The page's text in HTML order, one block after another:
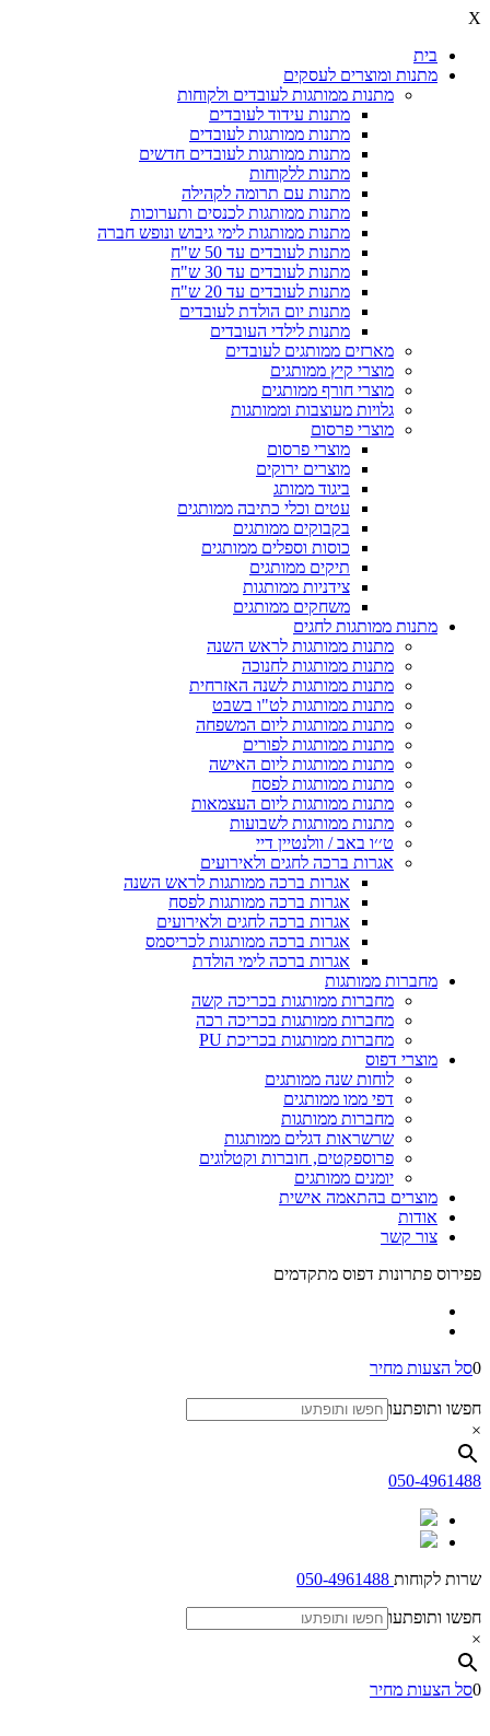
X
בית
מתנות ומוצרים לעסקים
מתנות ממותגות לעובדים ולקוחות
מתנות עידוד לעובדים
מתנות ממותגות לעובדים
מתנות ממותגות לעובדים חדשים
מתנות ללקוחות
מתנות עם תרומה לקהילה
מתנות ממותגות לכנסים ותערוכות
מתנות ממותגות לימי גיבוש ונופש חברה
מתנות לעובדים עד 50 ש"ח
מתנות לעובדים עד 30 ש"ח
מתנות לעובדים עד 20 ש"ח
מתנות יום הולדת לעובדים
מתנות לילדי העובדים
מארזים ממותגים לעובדים
מוצרי קיץ ממותגים
מוצרי חורף ממותגים
גלויות מעוצבות וממותגות
מוצרי פרסום
מוצרי פרסום
מוצרים ירוקים
ביגוד ממותג
עטים וכלי כתיבה ממותגים
בקבוקים ממותגים
כוסות וספלים ממותגים
תיקים ממותגים
צידניות ממותגות
משחקים ממותגים
מתנות ממותגות לחגים
מתנות ממותגות לראש השנה
מתנות ממותגות לחנוכה
מתנות ממותגות לשנה האזרחית
מתנות ממותגות לט"ו בשבט
מתנות ממותגות ליום המשפחה
מתנות ממותגות לפורים
מתנות ממותגות ליום האישה
מתנות ממותגות לפסח
מתנות ממותגות ליום העצמאות
מתנות ממותגות לשבועות
ט׳׳ו באב / וולנטיין דיי
אגרות ברכה לחגים ולאירועים
אגרות ברכה ממותגות לראש השנה
אגרות ברכה ממותגות לפסח
אגרות ברכה לחגים ולאירועים
אגרות ברכה ממותגות לכריסמס
אגרות ברכה לימי הולדת
מחברות ממותגות
מחברות ממותגות בכריכה קשה
מחברות ממותגות בכריכה רכה
מחברות ממותגות בכריכת PU
מוצרי דפוס
לוחות שנה ממותגים
דפי ממו ממותגים
מחברות ממותגות
שרשראות דגלים ממותגות
פרוספקטים, חוברות וקטלוגים
יומנים ממותגים
מוצרים בהתאמה אישית
אודות
צור קשר
פפירוס פתרונות דפוס מתקדמים
0סל הצעות מחיר
חפשו ותופתעו
×
050-4961488
שרות לקוחות
חפשו ותופתעו
×
0סל הצעות מחיר